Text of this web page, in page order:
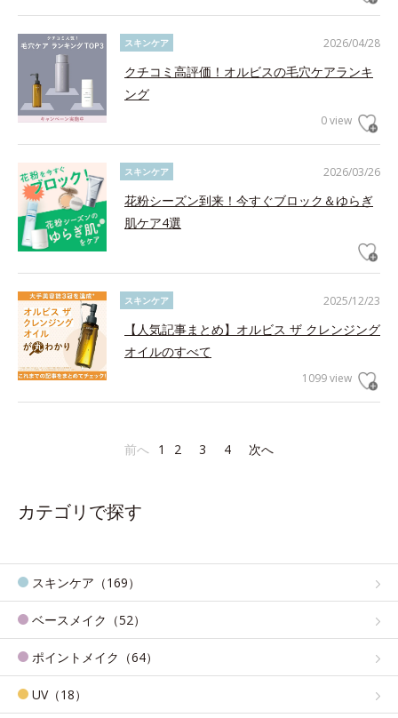
2026/04/28
スキンケア
クチコミ高評価！オルビスの毛穴ケアランキ
ング
0 view
2026/03/26
スキンケア
花粉シーズン到来！今すぐブロック＆ゆらぎ
肌ケア4選
2025/12/23
スキンケア
【人気記事まとめ】オルビス ザ クレンジング
オイルのすべて
1099 view
前へ 1 2 3 4 次へ
カテゴリで探す
スキンケア（169）
ベースメイク（52）
ポイントメイク（64）
UV（18）